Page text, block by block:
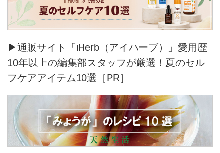
▶通販サイト「iHerb（アイハーブ）」愛用歴
10年以上の編集部スタッフが厳選！夏のセル
フケアアイテム10選［PR］